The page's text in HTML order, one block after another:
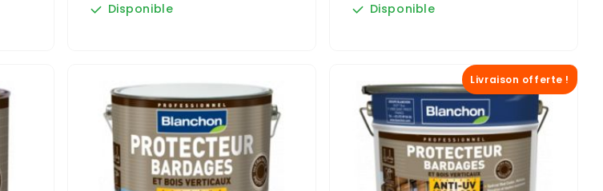
Disponible Disponible
Livraison offerte !